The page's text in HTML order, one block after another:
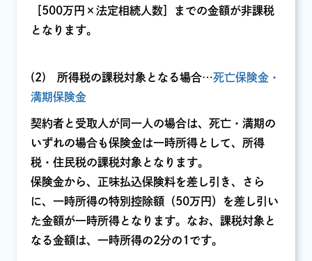
［500万円×法定相続人数］までの金額が非課税
となります。
(2) 所得税の課税対象となる場合…死亡保険金・
満期保険金
契約者と受取人が同一人の場合は、死亡・満期の
いずれの場合も保険金は一時所得として、所得
税・住民税の課税対象となります。
保険金から、正味払込保険料を差し引き、さら
に、一時所得の特別控除額（50万円）を差し引い
た金額が一時所得となります。なお、課税対象と
なる金額は、一時所得の2分の1です。